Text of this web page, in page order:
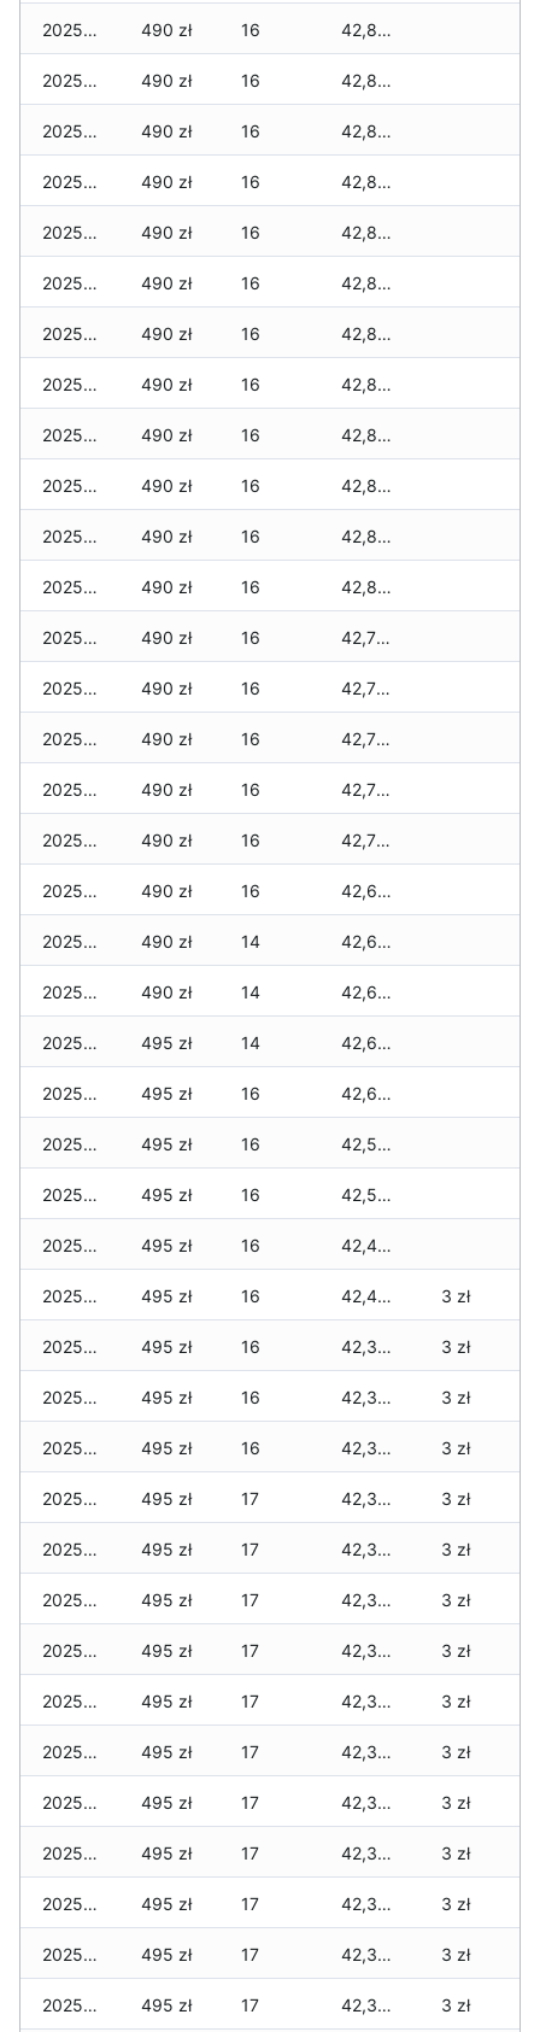
2025-12-29 490 zł 16 42,815 zł
2025-12-28 490 zł 16 42,815 zł
2025-12-27 490 zł 16 42,815 zł
2025-12-26 490 zł 16 42,815 zł
2025-12-25 490 zł 16 42,815 zł
2025-12-24 490 zł 16 42,815 zł
2025-12-23 490 zł 16 42,815 zł
2025-12-22 490 zł 16 42,815 zł
2025-12-21 490 zł 16 42,815 zł
2025-12-20 490 zł 16 42,815 zł
2025-12-19 490 zł 16 42,815 zł
2025-12-18 490 zł 16 42,815 zł
2025-12-17 490 zł 16 42,775 zł
2025-12-16 490 zł 16 42,775 zł
2025-12-15 490 zł 16 42,755 zł
2025-12-14 490 zł 16 42,735 zł
2025-12-13 490 zł 16 42,735 zł
2025-12-12 490 zł 16 42,685 zł
2025-12-11 490 zł 14 42,615 zł
2025-12-10 490 zł 14 42,615 zł
2025-12-09 495 zł 14 42,615 zł
2025-12-08 495 zł 16 42,615 zł
2025-12-07 495 zł 16 42,545 zł
2025-12-06 495 zł 16 42,540 zł
2025-12-05 495 zł 16 42,440 zł
2025-12-04 495 zł 16 42,440 zł 3 zł
2025-12-03 495 zł 16 42,370 zł 3 zł
2025-12-02 495 zł 16 42,350 zł 3 zł
2025-12-01 495 zł 16 42,330 zł 3 zł
2025-11-30 495 zł 17 42,330 zł 3 zł
2025-11-29 495 zł 17 42,325 zł 3 zł
2025-11-28 495 zł 17 42,325 zł 3 zł
2025-11-27 495 zł 17 42,325 zł 3 zł
2025-11-26 495 zł 17 42,325 zł 3 zł
2025-11-25 495 zł 17 42,325 zł 3 zł
2025-11-24 495 zł 17 42,325 zł 3 zł
2025-11-23 495 zł 17 42,325 zł 3 zł
2025-11-22 495 zł 17 42,325 zł 3 zł
2025-11-21 495 zł 17 42,325 zł 3 zł
2025-11-20 495 zł 17 42,325 zł 3 zł